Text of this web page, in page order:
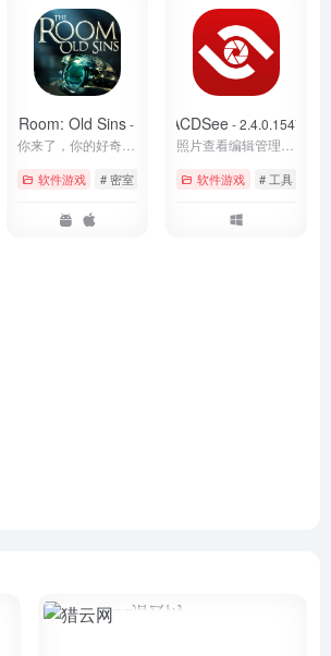
# 编辑器
Room: Old Sins- 1.0.1
你来了，你的好奇心驱使你来到了这里。这里是《迷室》
软件游戏 # 密室 # 解谜
ACDSee- 2.4.0.1547
软件游戏 # 工具